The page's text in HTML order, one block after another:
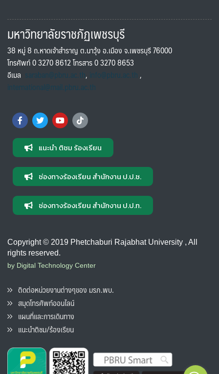
มหาวิทยาลัยราชภัฏเพชรบุรี
38 หมู่ 8 ถ.หาดเจ้าสำราญ ต.นาวุ้ง อ.เมือง จ.เพชรบุรี 76000
โทรศัพท์ 0 3270 8612 โทรสาร 0 3270 8653
อีเมล saraban@pbru.ac.th, info@pbru.ac.th,
international@mail.pbru.ac.th
แนะนำ ติชม ร้องเรียน
ช่องทางร้องเรียน สำนักงาน ป.ป.ช.
ช่องทางร้องเรียน สำนักงาน ป.ป.ท.
Copyright © 2019 Phetchaburi Rajabhat University , All
rights reserved.
by Digital Technology Center
ติดต่อหน่วยงานต่างๆของ มรภ.พบ.
สมุดโทรศัพท์ออนไลน์
แผนที่และการเดินทาง
แนะนำติชม/ร้องเรียน